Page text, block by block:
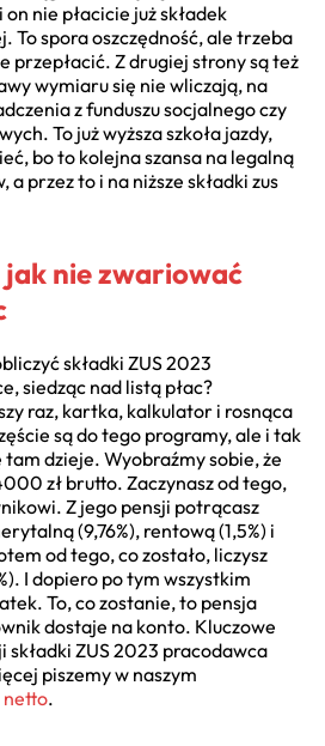
nie płacicie już składek
To spora oszczędność, ale trzeba
przepłacić. Z drugiej strony są też
wymiaru się nie wliczają, na
z funduszu socjalnego czy
To już wyższa szkoła jazdy,
bo to kolejna szansa na legalną
przez to i na niższe składki zus
nie zwariować
składki ZUS 2023
siedząc nad listą płac?
raz, kartka, kalkulator i rosnąca
są do tego programy, ale i tak
dzieje. Wyobraźmy sobie, że
zł brutto. Zaczynasz od tego,
Z jego pensji potrącasz
(9,76%), rentową (1,5%) i
od tego, co zostało, liczysz
I dopiero po tym wszystkim
To, co zostanie, to pensja
dostaje na konto. Kluczowe
składki ZUS 2023 pracodawca
piszemy w naszym
netto.